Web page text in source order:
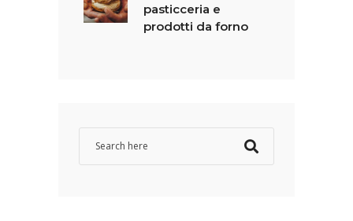
pasticceria e
prodotti da forno